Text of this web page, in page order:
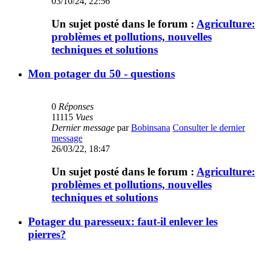
Un sujet posté dans le forum : Agriculture:
problèmes et pollutions, nouvelles
techniques et solutions
Mon potager du 50 - questions
0 Réponses
11115 Vues
Dernier message parBobinsana Consulter le dernier
message
26/03/22, 18:47
Un sujet posté dans le forum : Agriculture:
problèmes et pollutions, nouvelles
techniques et solutions
Potager du paresseux: faut-il enlever les
pierres?